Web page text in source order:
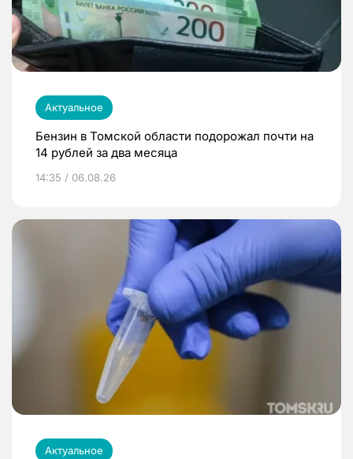
Актуальное
Бензин в Томской области подорожал почти на
14 рублей за два месяца
14:35 / 06.08.26
Актуальное